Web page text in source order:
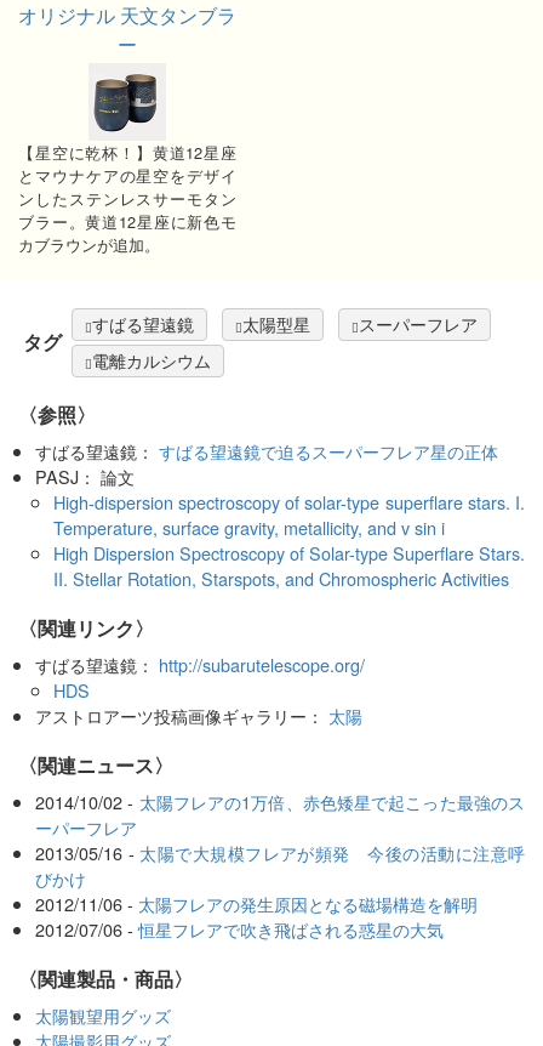
オリジナル 天文タンブラ
ー
【星空に乾杯！】黄道12星座
とマウナケアの星空をデザイ
ンしたステンレスサーモタン
ブラー。黄道12星座に新色モ
カブラウンが追加。
タグ
すばる望遠鏡 太陽型星
スーパーフレア
電離カルシウム
〈参照〉
すばる望遠鏡：すばる望遠鏡で迫るスーパーフレア星の正体
PASJ： 論文
High-dispersion spectroscopy of solar-type superflare stars. I.
Temperature, surface gravity, metallicity, and v sin i
High Dispersion Spectroscopy of Solar-type Superflare Stars.
II. Stellar Rotation, Starspots, and Chromospheric Activities
〈関連リンク〉
すばる望遠鏡： http://subarutelescope.org/
HDS
アストロアーツ投稿画像ギャラリー： 太陽
〈関連ニュース〉
2014/10/02 - 太陽フレアの1万倍、赤色矮星で起こった最強のス
ーパーフレア
2013/05/16 - 太陽で大規模フレアが頻発 今後の活動に注意呼
びかけ
2012/11/06 - 太陽フレアの発生原因となる磁場構造を解明
2012/07/06 -恒星フレアで吹き飛ばされる惑星の大気
〈関連製品・商品〉
太陽観望用グッズ
太陽撮影用グッズ